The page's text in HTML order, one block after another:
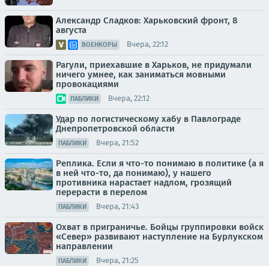
Александр Сладков: Харьковский фронт, 8
августа
ВОЕНКОРЫ Вчера, 22:12
Рагули, приехавшие в Харьков, не придумали
ничего умнее, как заниматься мовными
провокациями
ПАБЛИКИ Вчера, 22:12
Удар по логистическому хабу в Павлограде
Днепропетровской области
ПАБЛИКИ Вчера, 21:52
Реплика. Если я что-то понимаю в политике (а я
в ней что-то, да понимаю), у нашего
противника нарастает надлом, грозящий
перерасти в перелом
ПАБЛИКИ Вчера, 21:43
Охват в приграничье. Бойцы группировки войск
«Север» развивают наступление на Бурлукском
направлении
ПАБЛИКИ Вчера, 21:25